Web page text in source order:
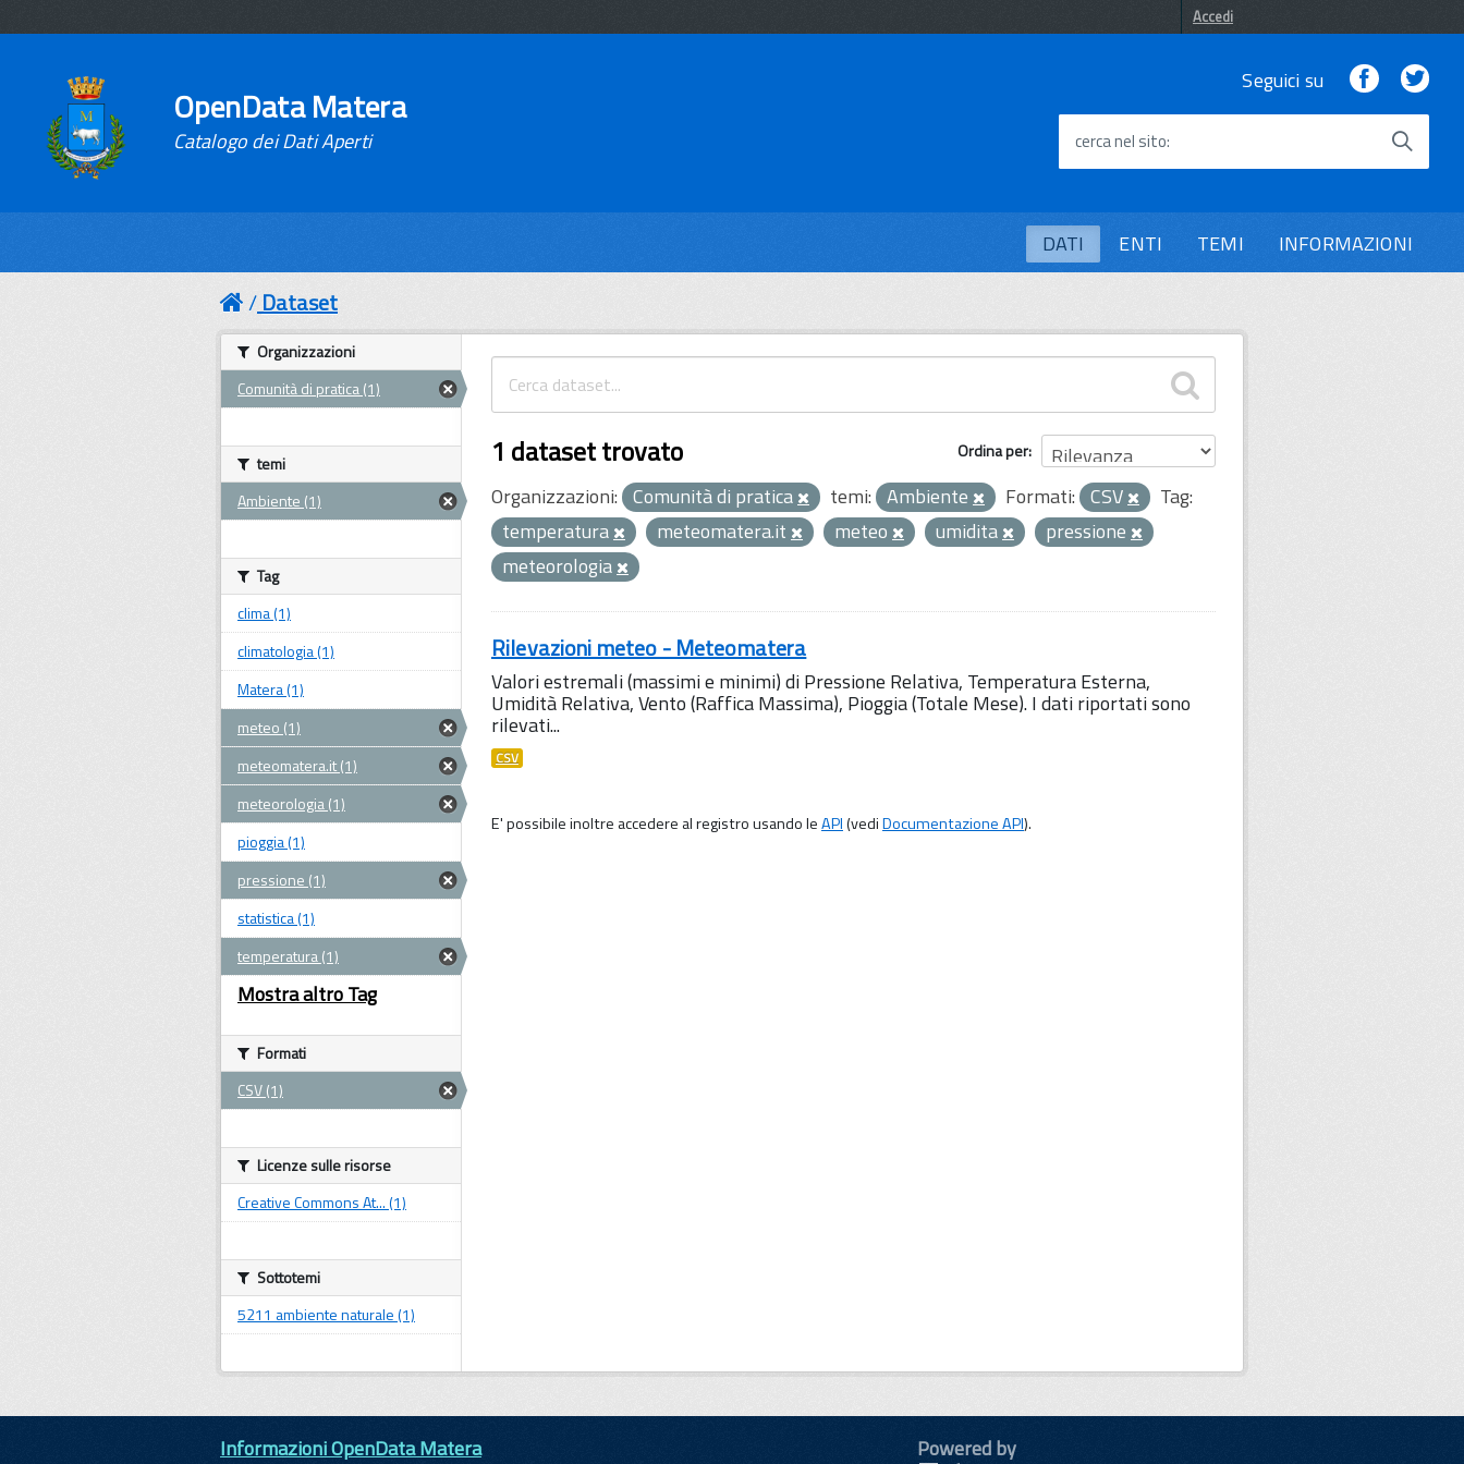
Accedi
OpenData Matera
Catalogo dei Dati Aperti
Seguici su Facebook
cerca nel sito
DATI ENTI TEMI INFORMAZIONI
Dataset
Ordina per
1 dataset trovato
Organizzazioni: Comunità di pratica temi: Ambiente Formati: CSV
Tag:
temperatura
meteomatera.it meteo umidita
pressione
meteorologia
Rilevazioni meteo - Meteomatera
Valori estremali (massimi e minimi) di Pressione Relativa, Temperatura Esterna,
Umidità Relativa, Vento (Raffica Massima), Pioggia (Totale Mese). I dati riportati sono
rilevati...
CSV
E' possibile inoltre accedere al registro usando leAPI(vediDocumentazione API).
Organizzazioni
Comunità di pratica (1)
temi
Ambiente (1)
Tag
clima (1)
climatologia (1)
Matera (1)
meteo (1)
meteomatera.it (1)
meteorologia (1)
pioggia (1)
pressione (1)
statistica (1)
temperatura (1)
Mostra altro Tag
Formati
CSV (1)
Licenze sulle risorse
Creative Commons At... (1)
Sottotemi
5211 ambiente naturale (1)
Informazioni OpenData Matera
Powered by